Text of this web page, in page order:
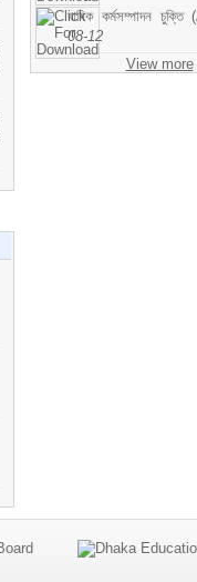
বাষিক কর্মসম্পাদন
08-12
View more